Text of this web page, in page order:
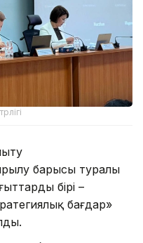
барысы туралы
бірі –
бағдар»